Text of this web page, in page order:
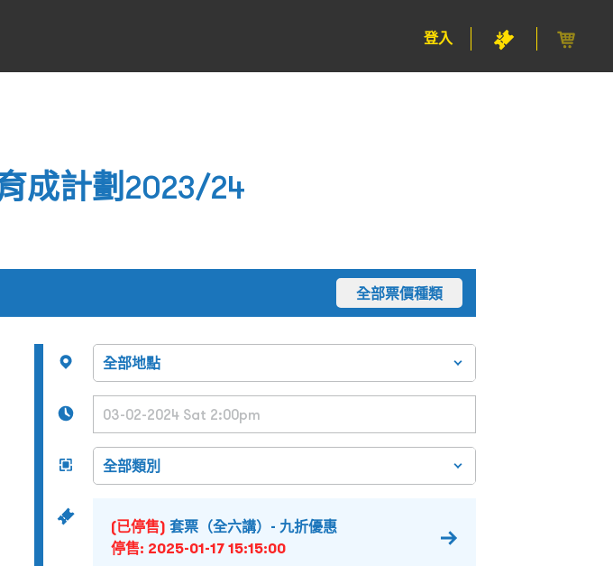
登入
成計劃2023/24
全部票價種類
(已停售) 套票（全六講）- 九折優惠
停售: 2025-01-17 15:15:00